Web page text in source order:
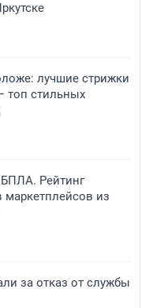
лучшие стрижки
топ стильных
БПЛА. Рейтинг
маркетплейсов из
за отказ от службы